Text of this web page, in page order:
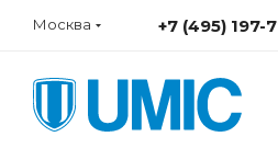
Москва +7 (495) 197-